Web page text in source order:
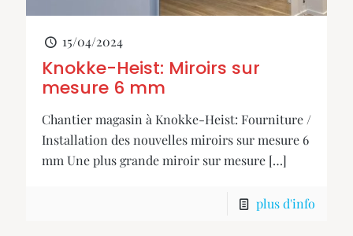
15/04/2024
Knokke-Heist: Miroirs sur
mesure 6 mm
Chantier magasin à Knokke-Heist: Fourniture /
Installation des nouvelles miroirs sur mesure 6
mm Une plus grande miroir sur mesure […]
plus d'info